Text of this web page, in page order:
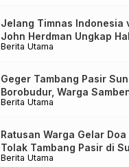
Berita Utama
Jelang Timnas Indonesia
John Herdman Ungkap
Dipertaruhkan
Berita Utama
Geger Tambang Pasir
Borobudur, Warga
Alat Berat dan Usir Truk
Berita Utama
Ratusan Warga Gelar Doa
Tolak Tambang Pasir di
Borobudur